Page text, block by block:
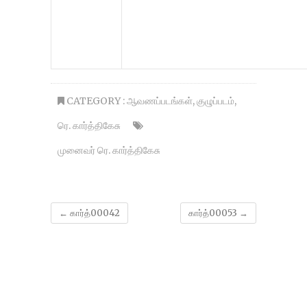
CATEGORY :ஆவணப்படங்கள்,குழுப்படம்,
ரெ. கார்த்திகேசு
முனைவர் ரெ. கார்த்திகேசு
← கார்த்00042 கார்த்00053 →